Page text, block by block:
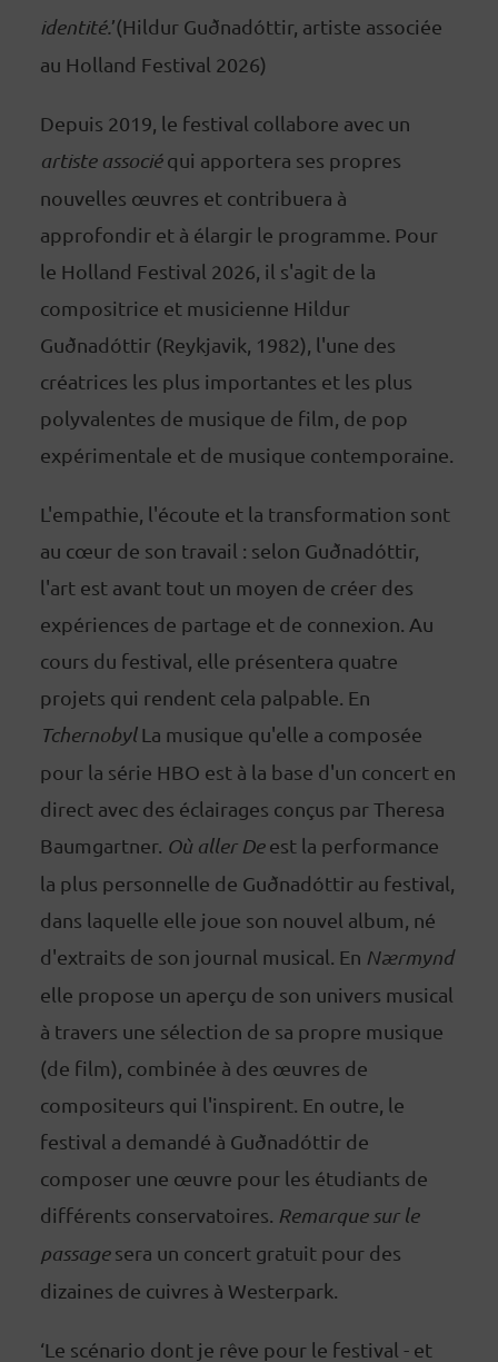
identité.’(Hildur Guðnadóttir, artiste associée
au Holland Festival 2026)
Depuis 2019, le festival collabore avec un
artiste associéqui apportera ses propres
nouvelles œuvres et contribuera à
approfondir et à élargir le programme. Pour
le Holland Festival 2026, il s'agit de la
compositrice et musicienne Hildur
Guðnadóttir (Reykjavik, 1982), l'une des
créatrices les plus importantes et les plus
polyvalentes de musique de film, de pop
expérimentale et de musique contemporaine.
L'empathie, l'écoute et la transformation sont
au cœur de son travail : selon Guðnadóttir,
l'art est avant tout un moyen de créer des
expériences de partage et de connexion. Au
cours du festival, elle présentera quatre
projets qui rendent cela palpable. En
TchernobylLa musique qu'elle a composée
pour la série HBO est à la base d'un concert en
direct avec des éclairages conçus par Theresa
Baumgartner. Où aller Deest la performance
la plus personnelle de Guðnadóttir au festival,
dans laquelle elle joue son nouvel album, né
d'extraits de son journal musical. En Nærmynd
elle propose un aperçu de son univers musical
à travers une sélection de sa propre musique
(de film), combinée à des œuvres de
compositeurs qui l'inspirent. En outre, le
festival a demandé à Guðnadóttir de
composer une œuvre pour les étudiants de
différents conservatoires. Remarque sur le
passagesera un concert gratuit pour des
dizaines de cuivres à Westerpark.
‘Le scénario dont je rêve pour le festival - et